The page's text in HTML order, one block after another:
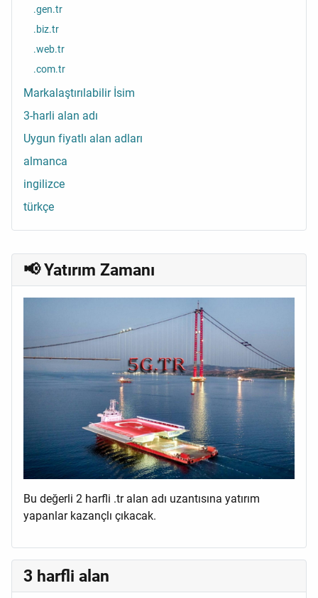
📢 Yatırım Zamanı
Bu değerli 2 harfli .tr alan adı uzantısına yatırım
yapanlar kazançlı çıkacak.
3 harfli alan
.gen.tr
.biz.tr
.web.tr
.com.tr
Markalaştırılabilir İsim
3-harli alan adı
Uygun fiyatlı alan adları
almanca
ingilizce
türkçe